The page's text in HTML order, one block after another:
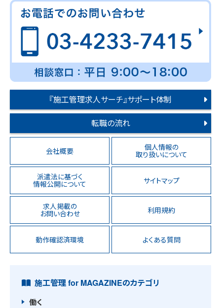
『施工管理求人サーチ』サポート体制
転職の流れ
会社概要 個人情報の
取り扱いについて
派遣法に基づく
情報公開について サイトマップ
求人掲載の
お問い合わせ 利用規約
動作確認済環境 よくある質問
施工管理 for MAGAZINEのカテゴリ
働く